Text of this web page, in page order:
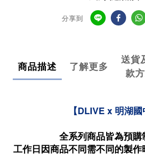
分享到
商品描述 了解更多
送貨
款
【DLIVE x 明湖國
全系列商品皆為預購
工作日因商品不同需不同的製